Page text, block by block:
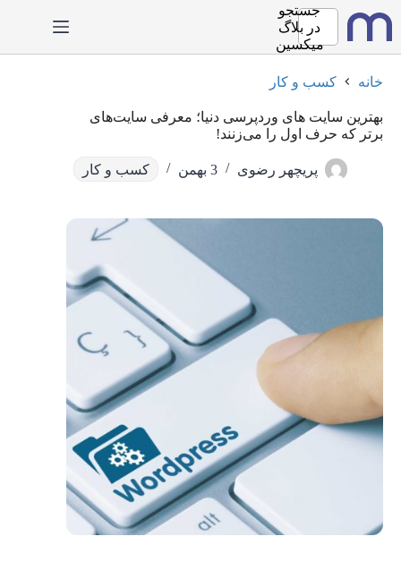
به
محتوا
جستجو
در بلاگ
میکسین
خانه کسب و کار
بهترین سایت های وردپرسی دنیا؛ معرفی سایت‌های
برتر که حرف اول را می‌زنند!
پریچهر رضوی 3 بهمن کسب و کار